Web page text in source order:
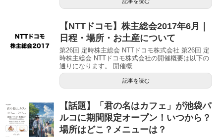
【NTTドコモ】株主総会2017年6月｜
日程・場所・お土産について
第26回 定時株主総会 NTTドコモ株式会社 第26回 定
時株主総会 NTTドコモ株式会社の開催概要は以下の
通りになります。 開催概...
記事を読む
【話題】「君の名はカフェ」が池袋パ
ルコに期間限定オープン！いつから？
場所はどこ？メニューは？